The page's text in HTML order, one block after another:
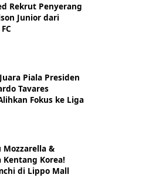
Rekrut Penyerang
Junior dari
Piala Presiden
Tavares
Fokus ke Liga
Mozzarella &
Korea!
di Lippo Mall